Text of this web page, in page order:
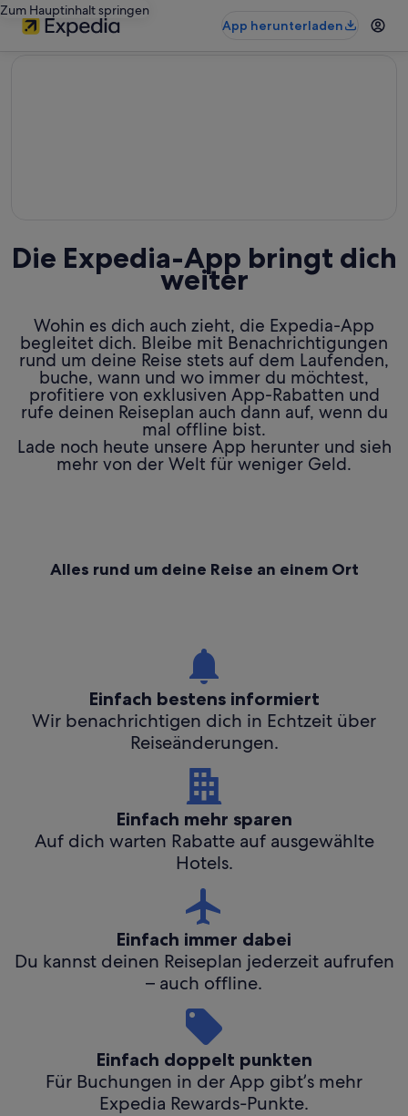
Zum Hauptinhalt springen
App herunterladen
Die Expedia-App bringt dich
weiter
Wohin es dich auch zieht, die Expedia-App
begleitet dich. Bleibe mit Benachrichtigungen
rund um deine Reise stets auf dem Laufenden,
buche, wann und wo immer du möchtest,
profitiere von exklusiven App-Rabatten und
rufe deinen Reiseplan auch dann auf, wenn du
mal offline bist.
Lade noch heute unsere App herunter und sieh
mehr von der Welt für weniger Geld.
Alles rund um deine Reise an einem Ort
Einfach bestens informiert
Wir benachrichtigen dich in Echtzeit über
Reiseänderungen.
Einfach mehr sparen
Auf dich warten Rabatte auf ausgewählte
Hotels.
Einfach immer dabei
Du kannst deinen Reiseplan jederzeit aufrufen
– auch offline.
Einfach doppelt punkten
Für Buchungen in der App gibt’s mehr
Expedia Rewards-Punkte.